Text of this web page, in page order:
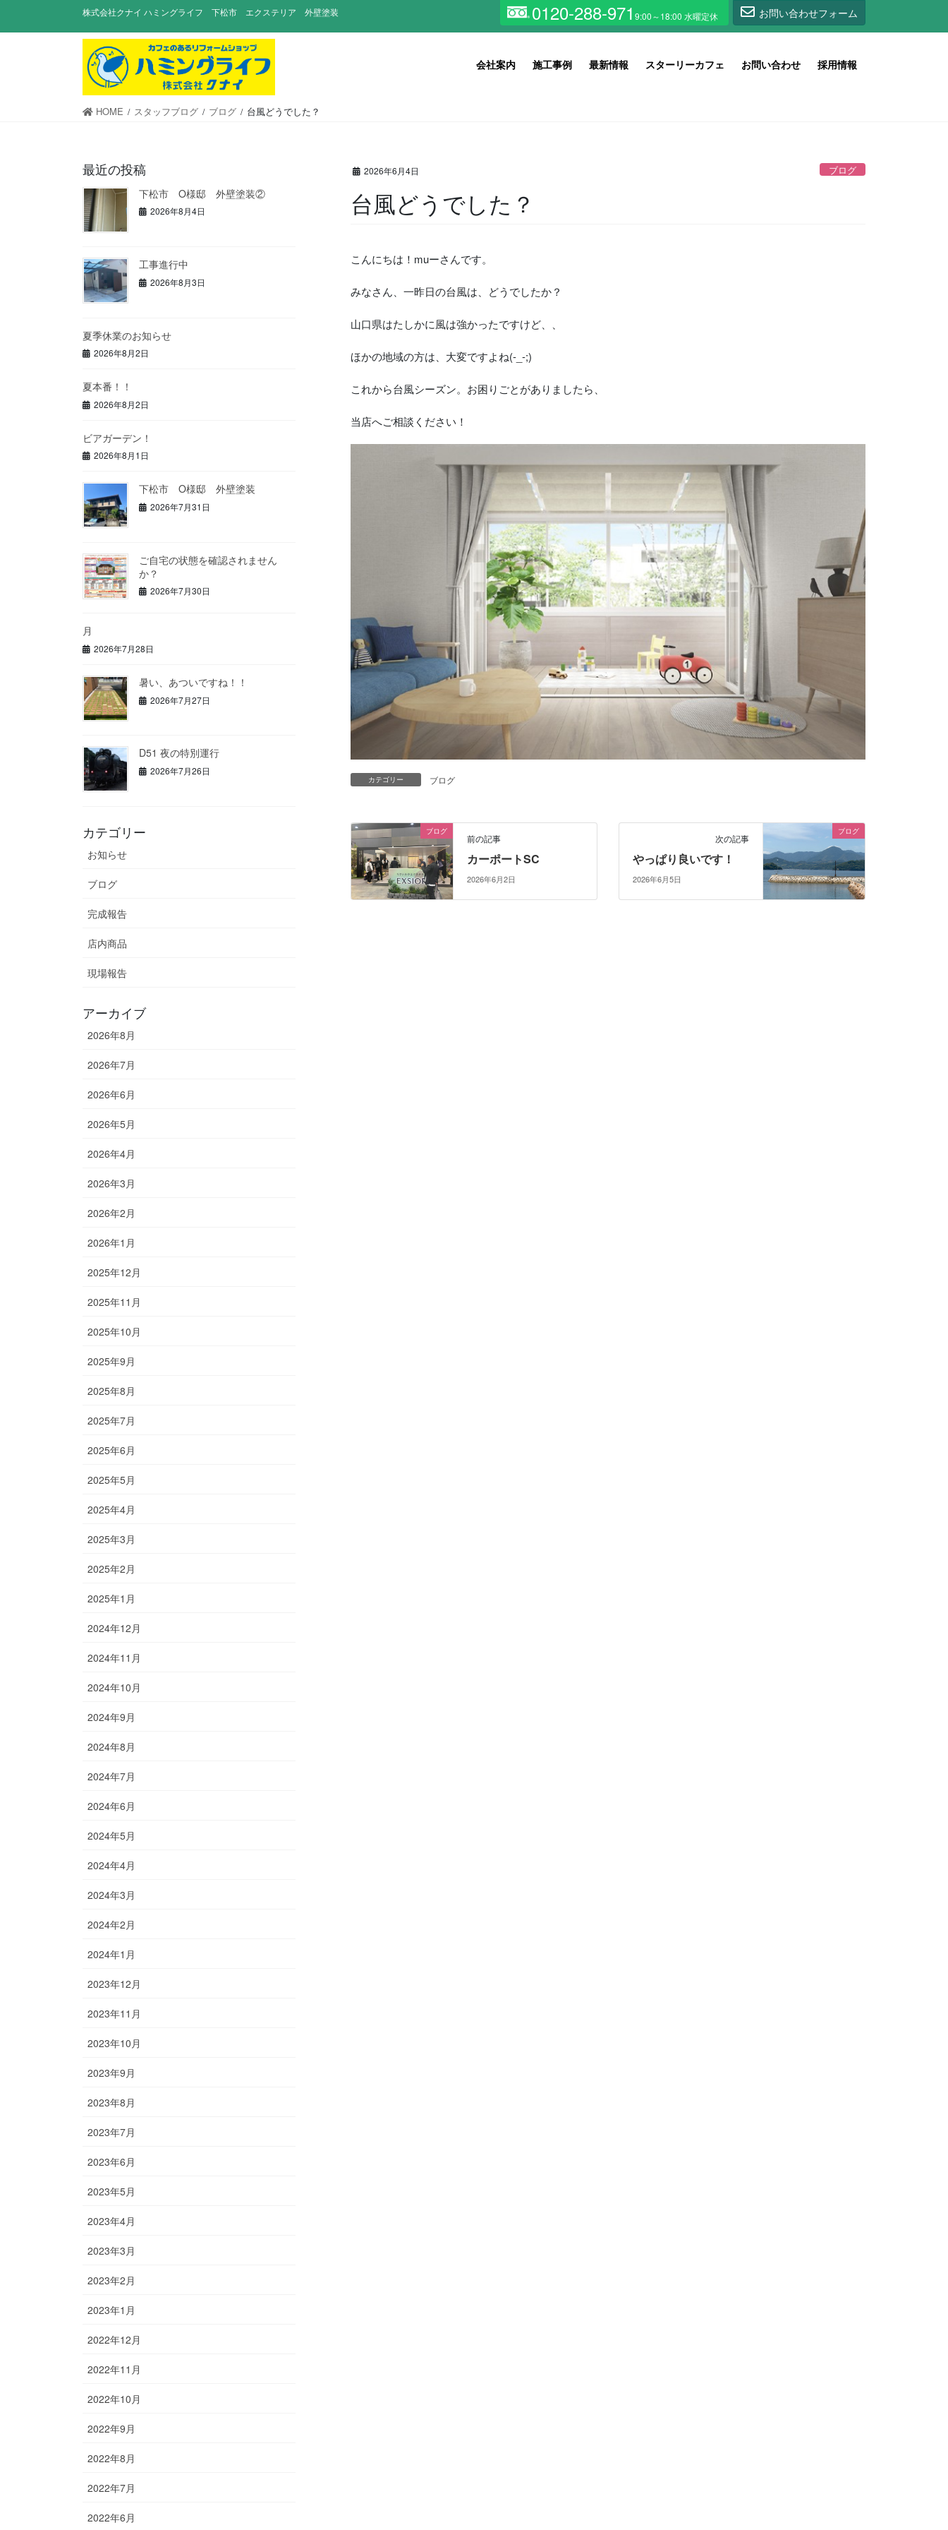
株式会社クナイ ハミングライフ 下松市 エクステリア 外壁塗装 0120-288-971 お問い合わせフォーム
会社案内 施工事例 最新情報 スターリーカフェ お問い合わせ 採用情報
HOME スタッフブログ ブログ 台風どうでした？
2026年6月4日 ブログ
台風どうでした？
こんにちは！muーさんです。
みなさん、一昨日の台風は、どうでしたか？
山口県はたしかに風は強かったですけど、、
ほかの地域の方は、大変ですよね(-_-;)
これから台風シーズン。お困りごとがありましたら、
当店へご相談ください！
カテゴリー ブログ
ブログ
前の記事
カーポートSC
2026年6月2日
ブログ
次の記事
やっぱり良いです！
2026年6月5日
最近の投稿
下松市 O様邸 外壁塗装②
2026年8月4日
工事進行中
2026年8月3日
夏季休業のお知らせ
2026年8月2日
夏本番！！
2026年8月2日
ビアガーデン！
2026年8月1日
下松市 O様邸 外壁塗装
2026年7月31日
ご自宅の状態を確認されません
か？
2026年7月30日
月
2026年7月28日
暑い、あついですね！！
2026年7月27日
D51 夜の特別運行
2026年7月26日
カテゴリー
お知らせ
ブログ
完成報告
店内商品
現場報告
アーカイブ
2026年8月
2026年7月
2026年6月
2026年5月
2026年4月
2026年3月
2026年2月
2026年1月
2025年12月
2025年11月
2025年10月
2025年9月
2025年8月
2025年7月
2025年6月
2025年5月
2025年4月
2025年3月
2025年2月
2025年1月
2024年12月
2024年11月
2024年10月
2024年9月
2024年8月
2024年7月
2024年6月
2024年5月
2024年4月
2024年3月
2024年2月
2024年1月
2023年12月
2023年11月
2023年10月
2023年9月
2023年8月
2023年7月
2023年6月
2023年5月
2023年4月
2023年3月
2023年2月
2023年1月
2022年12月
2022年11月
2022年10月
2022年9月
2022年8月
2022年7月
2022年6月